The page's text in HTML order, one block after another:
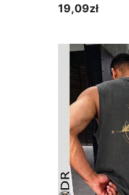
19,09zł